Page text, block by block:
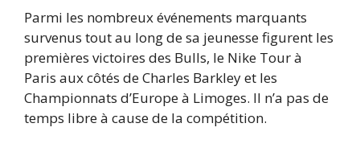
Parmi les nombreux événements marquants
survenus tout au long de sa jeunesse figurent les
premières victoires des Bulls, le Nike Tour à
Paris aux côtés de Charles Barkley et les
Championnats d’Europe à Limoges. Il n’a pas de
temps libre à cause de la compétition.